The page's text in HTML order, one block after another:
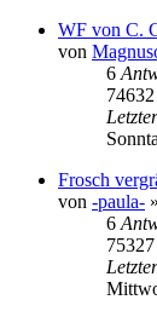
WF von C.
von
6
74632
Frosch
von -paula-
6
75327